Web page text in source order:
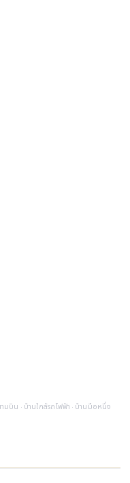
ามบิน · บ้านใกล้รถไฟฟ้า · บ้านมือหนึ่ง